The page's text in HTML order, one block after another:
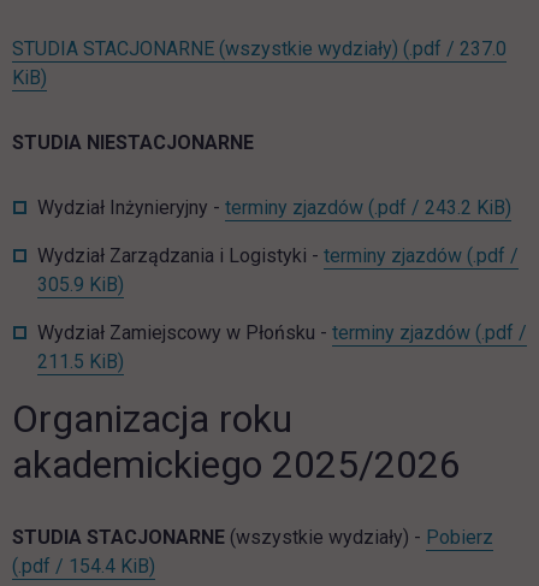
STUDIA STACJONARNE (wszystkie wydziały) (.pdf / 237.0
KiB)
STUDIA NIESTACJONARNE
Wydział Inżynieryjny - terminy zjazdów (.pdf / 243.2 KiB)
Wydział Zarządzania i Logistyki - terminy zjazdów (.pdf /
305.9 KiB)
Wydział Zamiejscowy w Płońsku - terminy zjazdów (.pdf /
211.5 KiB)
Organizacja roku
akademickiego 2025/2026
STUDIA STACJONARNE (wszystkie wydziały) - Pobierz
(.pdf / 154.4 KiB)